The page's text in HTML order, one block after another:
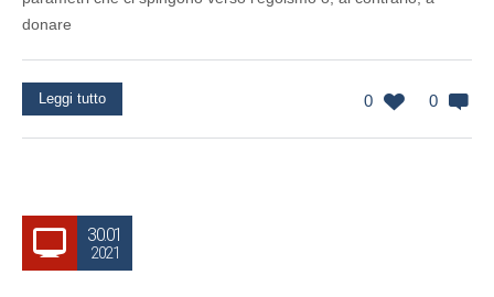
donare
0 0
Leggi tutto
30.01
2021